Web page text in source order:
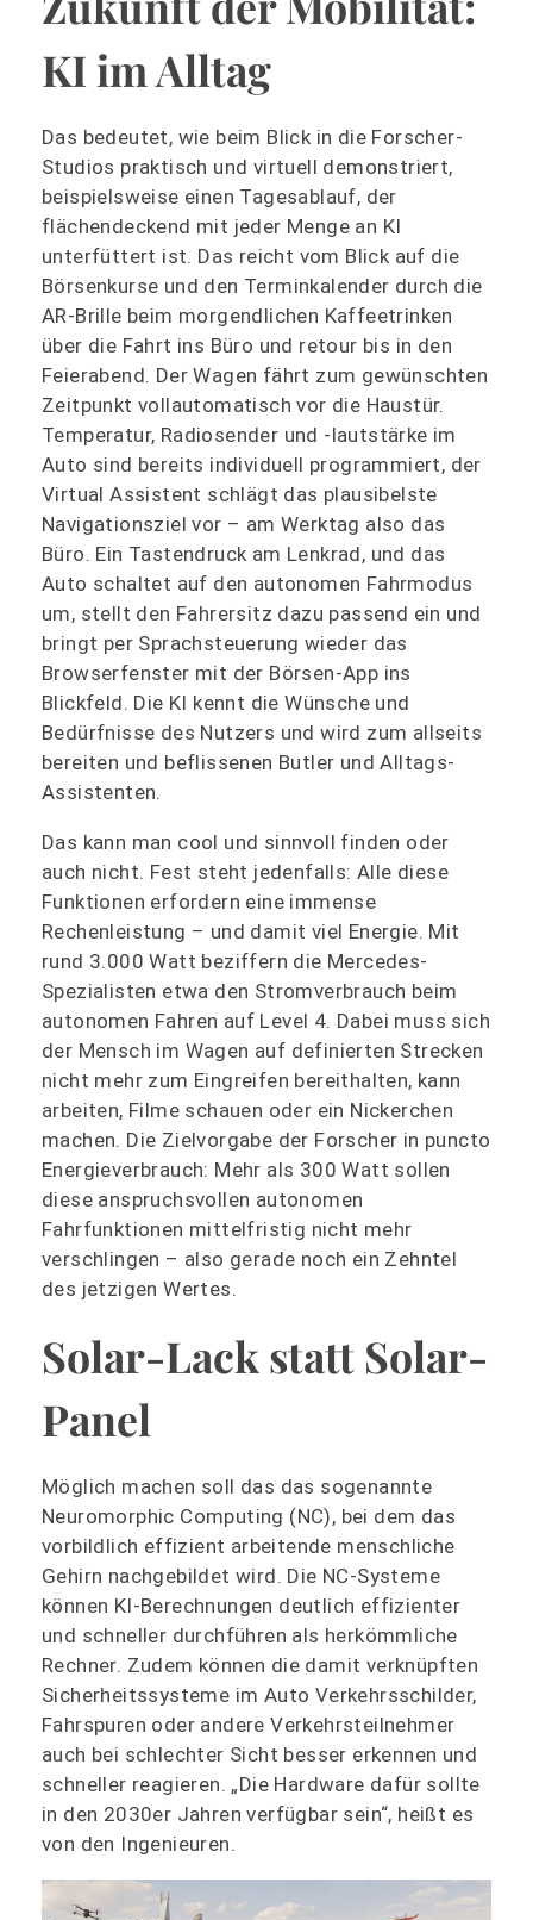
KI im Alltag
Das bedeutet, wie beim Blick in die Forscher-
Studios praktisch und virtuell demonstriert,
beispielsweise einen Tagesablauf, der
flächendeckend mit jeder Menge an KI
unterfüttert ist. Das reicht vom Blick auf die
Börsenkurse und den Terminkalender durch die
AR-Brille beim morgendlichen Kaffeetrinken
über die Fahrt ins Büro und retour bis in den
Feierabend. Der Wagen fährt zum gewünschten
Zeitpunkt vollautomatisch vor die Haustür.
Temperatur, Radiosender und -lautstärke im
Auto sind bereits individuell programmiert, der
Virtual Assistent schlägt das plausibelste
Navigationsziel vor – am Werktag also das
Büro. Ein Tastendruck am Lenkrad, und das
Auto schaltet auf den autonomen Fahrmodus
um, stellt den Fahrersitz dazu passend ein und
bringt per Sprachsteuerung wieder das
Browserfenster mit der Börsen-App ins
Blickfeld. Die KI kennt die Wünsche und
Bedürfnisse des Nutzers und wird zum allseits
bereiten und beflissenen Butler und Alltags-
Assistenten.
Das kann man cool und sinnvoll finden oder
auch nicht. Fest steht jedenfalls: Alle diese
Funktionen erfordern eine immense
Rechenleistung – und damit viel Energie. Mit
rund 3.000 Watt beziffern die Mercedes-
Spezialisten etwa den Stromverbrauch beim
autonomen Fahren auf Level 4. Dabei muss sich
der Mensch im Wagen auf definierten Strecken
nicht mehr zum Eingreifen bereithalten, kann
arbeiten, Filme schauen oder ein Nickerchen
machen. Die Zielvorgabe der Forscher in puncto
Energieverbrauch: Mehr als 300 Watt sollen
diese anspruchsvollen autonomen
Fahrfunktionen mittelfristig nicht mehr
verschlingen – also gerade noch ein Zehntel
des jetzigen Wertes.
Solar-Lack statt Solar-
Panel
Möglich machen soll das das sogenannte
Neuromorphic Computing (NC), bei dem das
vorbildlich effizient arbeitende menschliche
Gehirn nachgebildet wird. Die NC-Systeme
können KI-Berechnungen deutlich effizienter
und schneller durchführen als herkömmliche
Rechner. Zudem können die damit verknüpften
Sicherheitssysteme im Auto Verkehrsschilder,
Fahrspuren oder andere Verkehrsteilnehmer
auch bei schlechter Sicht besser erkennen und
schneller reagieren. „Die Hardware dafür sollte
in den 2030er Jahren verfügbar sein“, heißt es
von den Ingenieuren.